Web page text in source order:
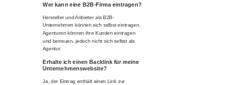
Wer kann eine B2B-Firma eintragen?
Hersteller und Anbieter als B2B-
Unternehmen können sich selbst eintragen.
Agenturen können ihre Kunden eintragen
und betreuen, jedoch nicht sich selbst als
Agentur.
Erhalte ich einen Backlink für meine
Unternehmenswebsite?
Ja, der Eintrag enthält einen Link zur